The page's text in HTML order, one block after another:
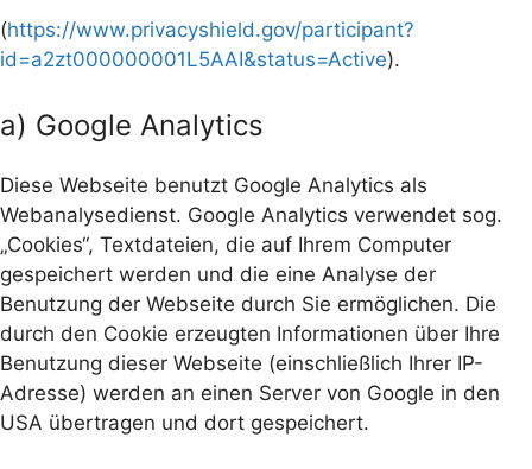
(https://www.privacyshield.gov/participant?
id=a2zt000000001L5AAI&status=Active).
a) Google Analytics
Diese Webseite benutzt Google Analytics als
Webanalysedienst. Google Analytics verwendet sog.
„Cookies“, Textdateien, die auf Ihrem Computer
gespeichert werden und die eine Analyse der
Benutzung der Webseite durch Sie ermöglichen. Die
durch den Cookie erzeugten Informationen über Ihre
Benutzung dieser Webseite (einschließlich Ihrer IP-
Adresse) werden an einen Server von Google in den
USA übertragen und dort gespeichert.